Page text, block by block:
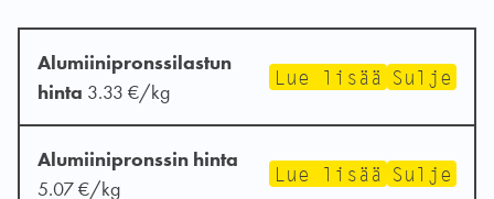
Alumiinipronssilastun
hinta 3.33 €/kg
Lue lisää Sulje
Nimelliskoostumus Cu 80-88% Al 10-11% Fe 2-
Alumiinipronssin hinta
5.07 €/kg
Lue lisää Sulje